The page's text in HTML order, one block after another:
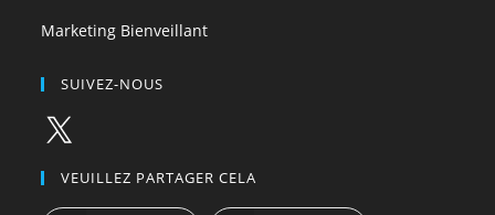
Marketing Bienveillant
SUIVEZ-NOUS
X
VEUILLEZ PARTAGER CELA